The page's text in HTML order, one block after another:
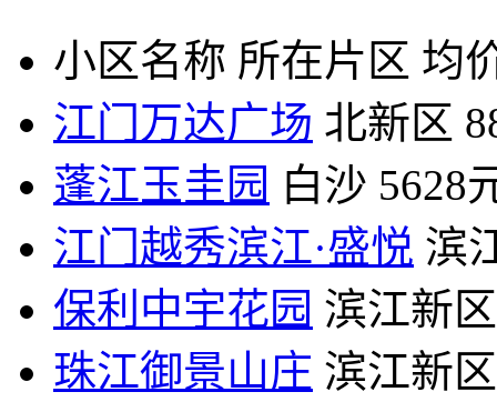
小区名称 所在片区 均
江门万达广场 北新区
蓬江玉圭园 白沙 5628
江门越秀滨江·盛悦 滨
保利中宇花园 滨江新区
珠江御景山庄 滨江新区